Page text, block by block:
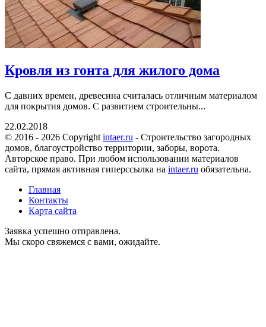
Кровля из гонта для жилого дома
С давних времен, древесина считалась отличным материалом
для покрытия домов. С развитием строительны...
22.02.2018
© 2016 - 2026 Copyright intaer.ru - Cтроительство загородных
домов, благоустройство территории, заборы, ворота.
Авторское право. При любом использовании материалов
сайта, прямая активная гиперссылка на intaer.ru обязательна.
Главная
Контакты
Карта сайта
Заявка успешно отправлена.
Мы скоро свяжемся с вами, ожидайте.